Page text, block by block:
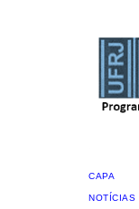
CAPA
NOTÍCIAS